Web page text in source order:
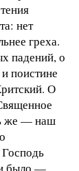
нет
греха.
падений, о
поистине
О
же — наш